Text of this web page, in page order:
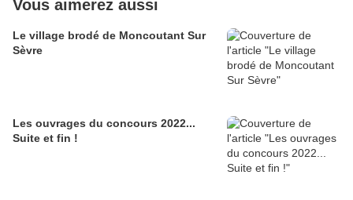
Vous aimerez aussi
Le village brodé de Moncoutant Sur
Sèvre
Les ouvrages du concours 2022...
Suite et fin !